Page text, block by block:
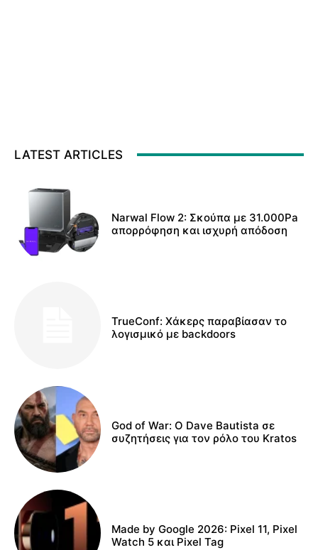
LATEST ARTICLES
Narwal Flow 2: Σκούπα με 31.000Pa
απορρόφηση και ισχυρή απόδοση
TrueConf: Χάκερς παραβίασαν το
λογισμικό με backdoors
God of War: Ο Dave Bautista σε
συζητήσεις για τον ρόλο του Kratos
Made by Google 2026: Pixel 11, Pixel
Watch 5 και Pixel Tag